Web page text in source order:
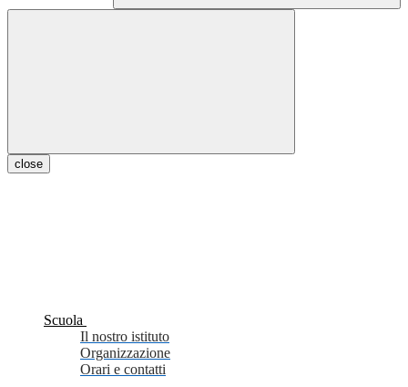
close
Scuola
Il nostro istituto
Organizzazione
Orari e contatti